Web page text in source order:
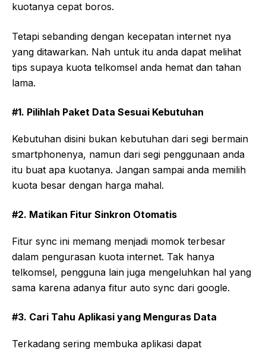
kuotanya cepat boros.
Tetapi sebanding dengan kecepatan internet nya
yang ditawarkan. Nah untuk itu anda dapat melihat
tips supaya kuota telkomsel anda hemat dan tahan
lama.
#1. Pilihlah Paket Data Sesuai Kebutuhan
Kebutuhan disini bukan kebutuhan dari segi bermain
smartphonenya, namun dari segi penggunaan anda
itu buat apa kuotanya. Jangan sampai anda memilih
kuota besar dengan harga mahal.
#2. Matikan Fitur Sinkron Otomatis
Fitur sync ini memang menjadi momok terbesar
dalam pengurasan kuota internet. Tak hanya
telkomsel, pengguna lain juga mengeluhkan hal yang
sama karena adanya fitur auto sync dari google.
#3. Cari Tahu Aplikasi yang Menguras Data
Terkadang sering membuka aplikasi dapat